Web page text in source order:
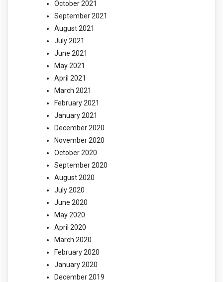
October 2021
September 2021
August 2021
July 2021
June 2021
May 2021
April 2021
March 2021
February 2021
January 2021
December 2020
November 2020
October 2020
September 2020
August 2020
July 2020
June 2020
May 2020
April 2020
March 2020
February 2020
January 2020
December 2019